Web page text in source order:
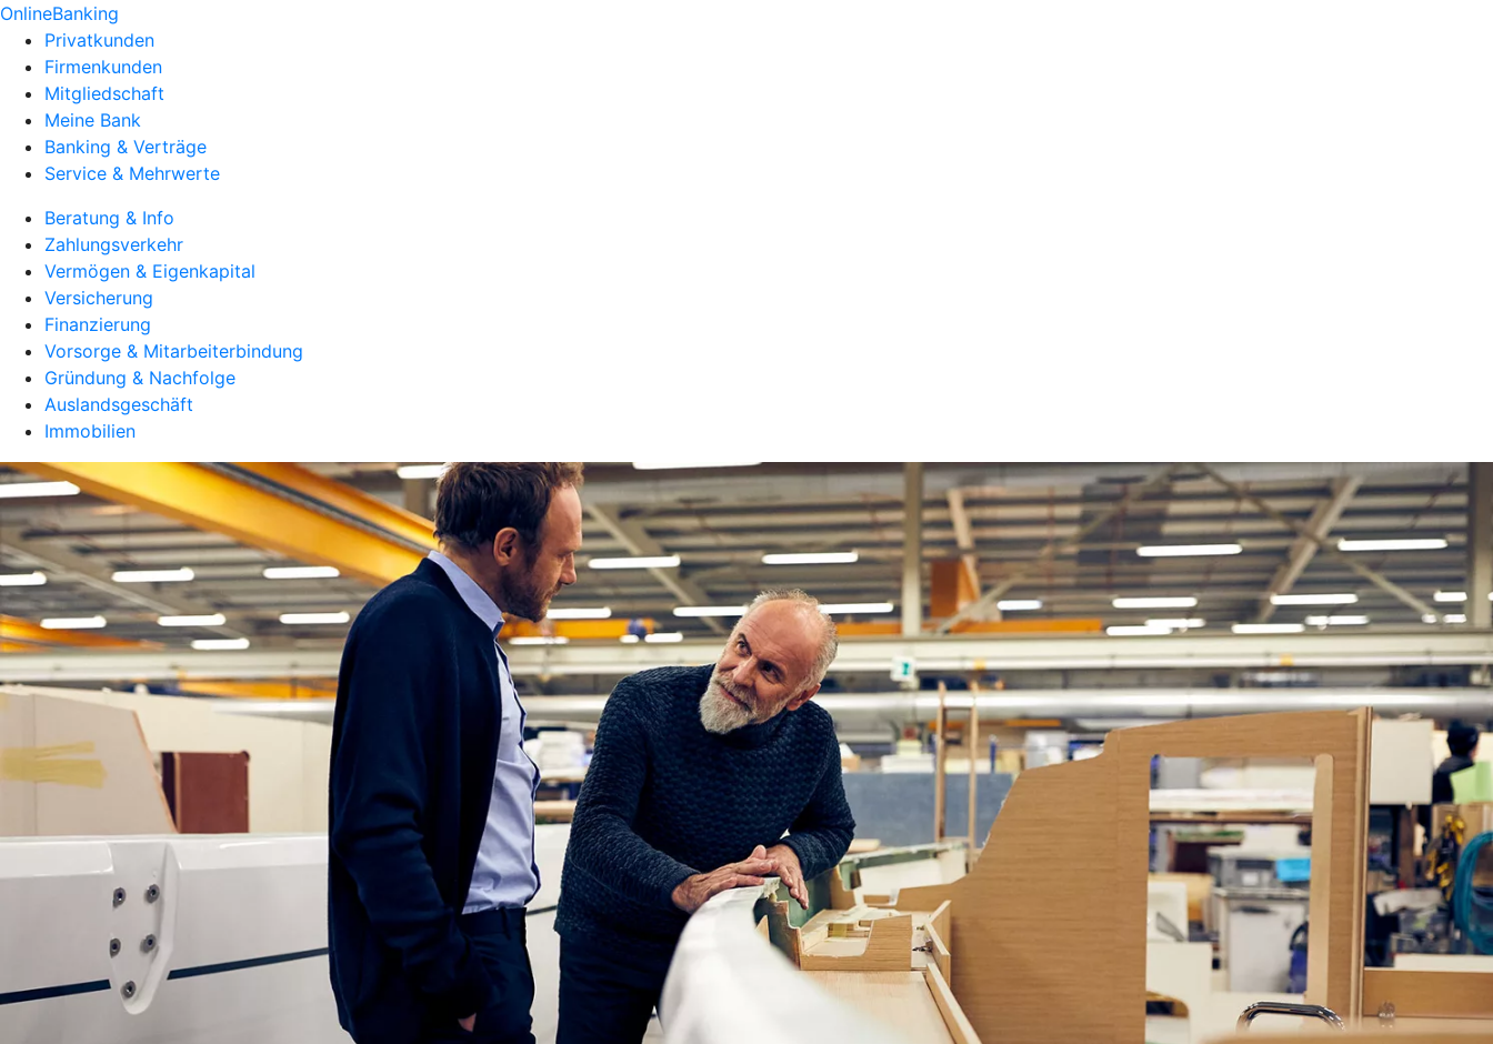
OnlineBanking
Privatkunden
Firmenkunden
Mitgliedschaft
Meine Bank
Banking & Verträge
Service & Mehrwerte
Beratung & Info
Zahlungsverkehr
Vermögen & Eigenkapital
Versicherung
Finanzierung
Vorsorge & Mitarbeiterbindung
Gründung & Nachfolge
Auslandsgeschäft
Immobilien